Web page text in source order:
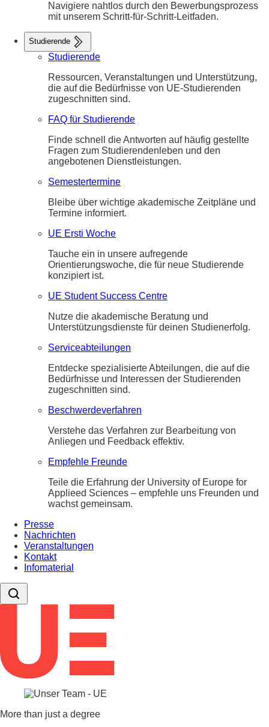
Navigiere nahtlos durch den Bewerbungsprozess
mit unserem Schritt-für-Schritt-Leitfaden.
Studierende
Studierende
Ressourcen, Veranstaltungen und Unterstützung,
die auf die Bedürfnisse von UE-Studierenden
zugeschnitten sind.
FAQ für Studierende
Finde schnell die Antworten auf häufig gestellte
Fragen zum Studierendenleben und den
angebotenen Dienstleistungen.
Semestertermine
Bleibe über wichtige akademische Zeitpläne und
Termine informiert.
UE Ersti Woche
Tauche ein in unsere aufregende
Orientierungswoche, die für neue Studierende
konzipiert ist.
UE Student Success Centre
Nutze die akademische Beratung und
Unterstützungsdienste für deinen Studienerfolg.
Serviceabteilungen
Entdecke spezialisierte Abteilungen, die auf die
Bedürfnisse und Interessen der Studierenden
zugeschnitten sind.
Beschwerdeverfahren
Verstehe das Verfahren zur Bearbeitung von
Anliegen und Feedback effektiv.
Empfehle Freunde
Teile die Erfahrung der University of Europe for
Applieed Sciences – empfehle uns Freunden und
wachst gemeinsam.
Presse
Nachrichten
Veranstaltungen
Kontakt
Infomaterial
More than just a degree